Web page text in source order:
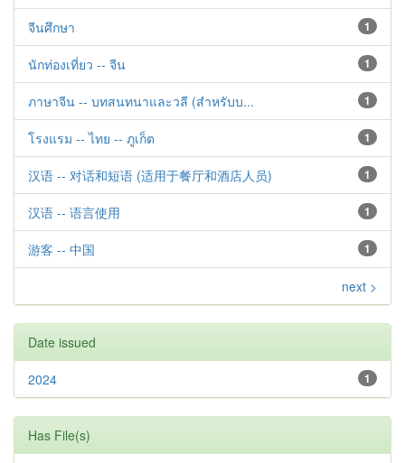
1
จีนศึกษา
1
นักท่องเที่ยว -- จีน
1
ภาษาจีน -- บทสนทนาและวลี (สำหรับบ...
1
โรงแรม -- ไทย -- ภูเก็ต
1
汉语 -- 对话和短语 (适用于餐厅和酒店人员)
1
汉语 -- 语言使用
1
游客 -- 中国
next >
Date issued
1
2024
Has File(s)